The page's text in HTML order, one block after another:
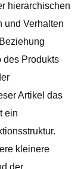
hierarchischen
und Verhalten
des Produkts
Artikel das
ein
kleinere
der